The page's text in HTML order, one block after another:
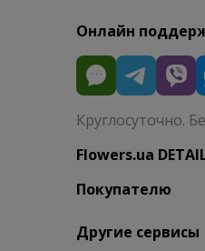
Онлайн
Круглосуточно.
Flowers.ua
Покупателю
Другие сервисы